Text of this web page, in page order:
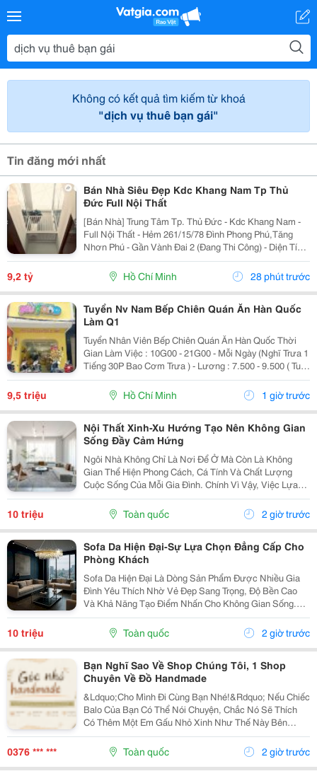
Không có kết quả tìm kiếm từ khoá
"dịch vụ thuê bạn gái"
Tin đăng mới nhất
Bán Nhà Siêu Đẹp Kdc Khang Nam Tp Thủ
Đức Full Nội Thất
[Bán Nhà] Trung Tâm Tp. Thủ Đức - Kdc Khang Nam -
Full Nội Thất - Hẻm 261/15/78 Đình Phong Phú,Tăng
Nhơn Phú - Gần Vành Đai 2 (Đang Thi Công) - Diện Tích
Lý Tưởng: 5.6M X 14.2M (Tổng Diện Tích Công Nhận:
80M2). - Kết Cấu Kiên Cố: 1 Trệt, 2 Lầu,...
9,2 tỷ Hồ Chí Minh 28 phút trước
Tuyển Nv Nam Bếp Chiên Quán Ăn Hàn Quốc
Làm Q1
Tuyển Nhân Viên Bếp Chiên Quán Ăn Hàn Quốc Thời
Gian Làm Việc : 10G00 - 21G00 - Mỗi Ngày (Nghĩ Trưa 1
Tiếng 30P Bao Cơm Trưa ) - Lương : 7.500 - 9.500 ( Tuỳ
Theo Năng Lực ) Mô Tả Công Việc: - Bếp Chiên : Sử
Dụng Được Chảo Non Biết Chiên...
9,5 triệu Hồ Chí Minh 1 giờ trước
Nội Thất Xinh-Xu Hướng Tạo Nên Không Gian
Sống Đầy Cảm Hứng
Ngôi Nhà Không Chỉ Là Nơi Để Ở Mà Còn Là Không
Gian Thể Hiện Phong Cách, Cá Tính Và Chất Lượng
Cuộc Sống Của Mỗi Gia Đình. Chính Vì Vậy, Việc Lựa
Chọn Nội Thất Xinh Đang Trở Thành Xu Hướng Được
Nhiều Người Quan Tâm Khi Muốn Biến Không Gian
Sống Trở...
10 triệu Toàn quốc 2 giờ trước
Sofa Da Hiện Đại-Sự Lựa Chọn Đẳng Cấp Cho
Phòng Khách
Sofa Da Hiện Đại Là Dòng Sản Phẩm Được Nhiều Gia
Đình Yêu Thích Nhờ Vẻ Đẹp Sang Trọng, Độ Bền Cao
Và Khả Năng Tạo Điểm Nhấn Cho Không Gian Sống.
Với Thiết Kế Tinh Tế Cùng Chất Liệu Da Cao Cấp, Sofa
Không Chỉ Mang Lại Cảm Giác Thoải Mái Mà Còn Thể...
10 triệu Toàn quốc 2 giờ trước
Bạn Nghĩ Sao Về Shop Chúng Tôi, 1 Shop
Chuyên Về Đồ Handmade
&Ldquo;Cho Mình Đi Cùng Bạn Nhé!&Rdquo; Nếu Chiếc
Balo Của Bạn Có Thể Nói Chuyện, Chắc Nó Sẽ Thích
Có Thêm Một Em Gấu Nhỏ Xinh Như Thế Này Bên
Cạnh. Từ Những Buổi Đi Học, Đi Làm, Đi Cà Phê Hay
Những Chuyến Đi Chơi Cuối Tuần, Em Móc Khóa Gấu
Bông...
0376 *** *** Toàn quốc 2 giờ trước